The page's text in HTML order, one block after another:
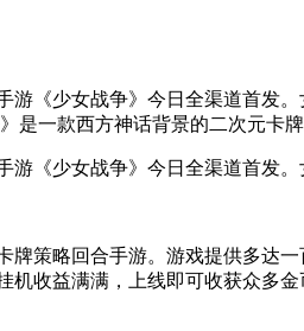
《少女战争》今日全渠道首发
是一款西方神话背景的二次元卡
《少女战争》今日全渠道首发
牌策略回合手游。游戏提供多
机收益满满，上线即可收获众多